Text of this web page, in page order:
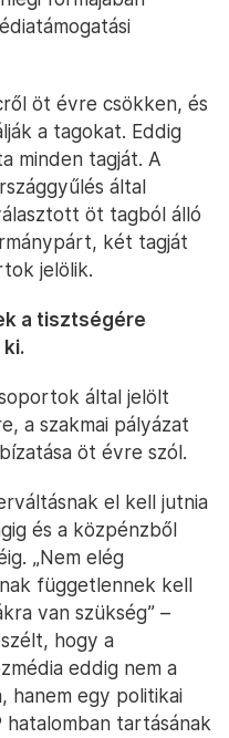
öt évre csökken, és
a tagokat. Eddig
minden tagját. A
által
öt tagból álló
két tagját
jelölik.
a tisztségére
által jelölt
a szakmai pályázat
öt évre szól.
el kell jutnia
és a közpénzből
„Nem elég
függetlennek kell
van szükség” –
hogy a
eddig nem a
hanem egy politikai
hatalomban tartásának